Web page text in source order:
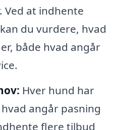
Ved at indhente
du vurdere, hvad
både hvad angår
Hver hund har
angår pasning
flere tilbud